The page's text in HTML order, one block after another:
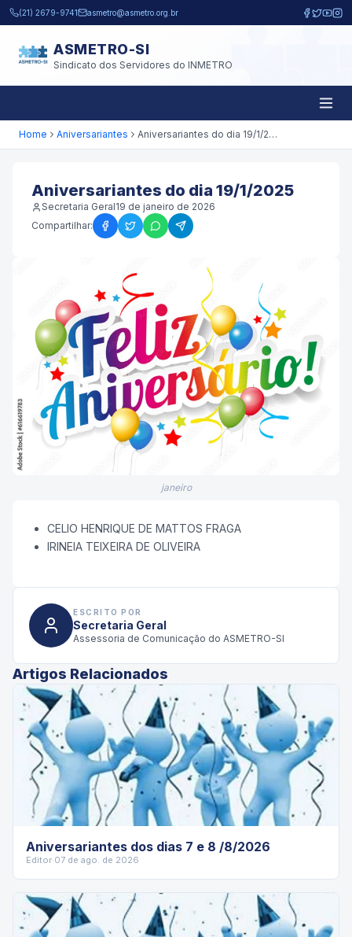
Pular para o conteúdo principal
(21) 2679-9741 asmetro@asmetro.org.br
ASMETRO-SI
Sindicato dos Servidores do INMETRO
Home Aniversariantes Aniversariantes do dia 19/1/2025
Aniversariantes do dia 19/1/2025
Secretaria Geral19 de janeiro de 2026
Compartilhar:
janeiro
CELIO HENRIQUE DE MATTOS FRAGA
IRINEIA TEIXEIRA DE OLIVEIRA
ESCRITO POR
Secretaria Geral
Assessoria de Comunicação do ASMETRO-SI
Artigos Relacionados
Aniversariantes dos dias 7 e 8 /8/2026
Editor·07 de ago. de 2026